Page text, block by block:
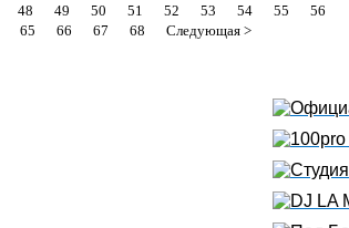
48 49 50 51 52 53 54 55
56
65 66 67 68 Следующая >